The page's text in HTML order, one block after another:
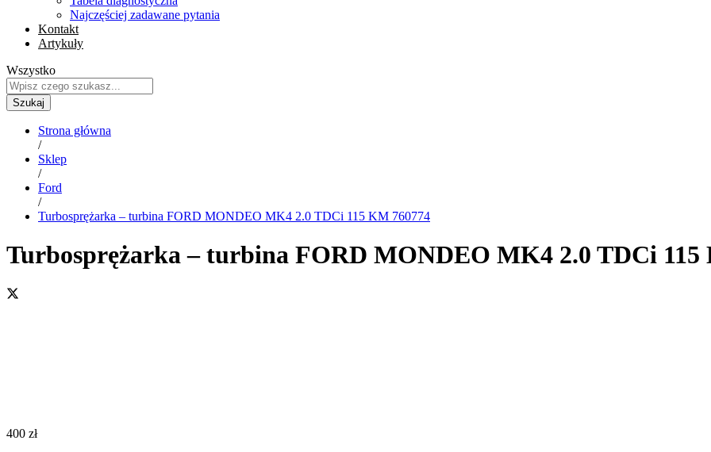
Najczęściej zadawane pytania
Kontakt
Artykuły
Wszystko
Szukaj
Strona główna
/
Sklep
/
Ford
/
Turbosprężarka – turbina FORD MONDEO MK4 2.0 TDCi 115 KM 760774
Turbosprężarka – turbina FORD MONDEO MK4 2.0 TDCi 115
400 zł